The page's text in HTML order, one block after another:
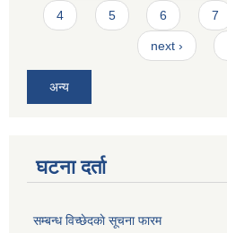
4 5 6 7
next ›
अन्य
घटना दर्ता
सम्बन्ध विच्छेदकाे सूचना फारम